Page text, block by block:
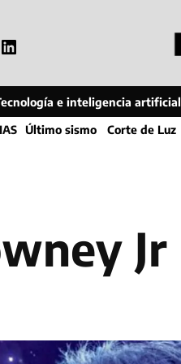
Linkedin
e inteligencia artificial
Último sismo Corte de Luz
Jr